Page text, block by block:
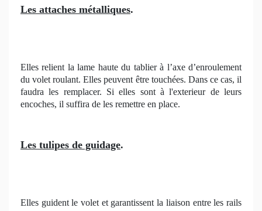
Les attaches métalliques.
Elles relient la lame haute du tablier à l’axe d’enroulement
du volet roulant. Elles peuvent être touchées. Dans ce cas, il
faudra les remplacer. Si elles sont à l'exterieur de leurs
encoches, il suffira de les remettre en place.
Les tulipes de guidage.
Elles guident le volet et garantissent la liaison entre les rails